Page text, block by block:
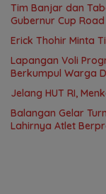
Tim Banjar dan
Gubernur Cup
Erick Thohir Minta
Lapangan Voli
Berkumpul Warga
Jelang HUT RI,
Balangan Gelar
Lahirnya Atlet